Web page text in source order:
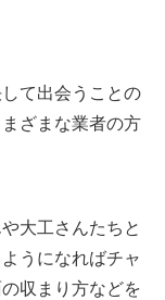
て出会うことの
ざまな業者の方
大工さんたちと
うになればチャ
収まり方などを